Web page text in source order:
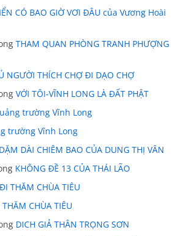
CÓ BAO GIỜ VƠI ĐÂU của Vương Hoài
THAM QUAN PHÒNG TRANH PHƯỢNG
NGƯỜI THÍCH CHỢ ĐI DẠO CHỢ
VỚI TÔI-VĨNH LONG LÀ ĐẤT PHẬT
trường Vĩnh Long
trường Vĩnh Long
DẶM DÀI CHIÊM BAO CỦA DUNG THỊ VÂN
KHÔNG ĐỀ 13 CỦA THÁI LÃO
ĐI THĂM CHÙA TIÊU
CHÙA TIÊU
DICH GIẢ THÂN TRỌNG SƠN